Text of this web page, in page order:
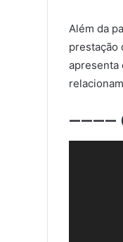
Além da
prestação
apresenta
————